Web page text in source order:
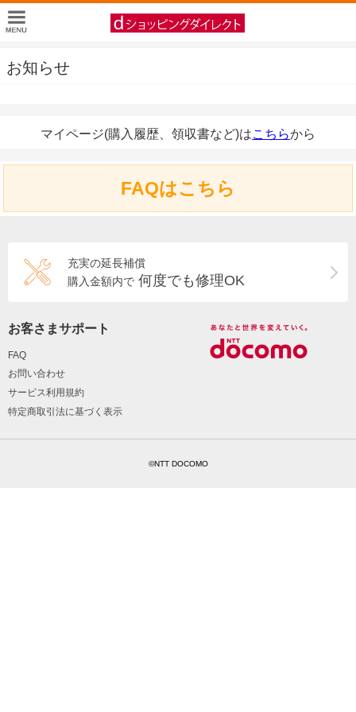
お知らせ
マイページ(購入履歴、領収書など)はこちらから
FAQはこちら
充実の延長補償
購入金額内で 何度でも修理OK
お客さまサポート
FAQ
お問い合わせ
サービス利用規約
特定商取引法に基づく表示
©NTT DOCOMO